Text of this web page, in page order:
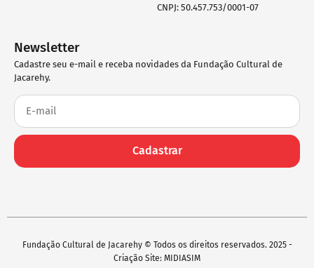
CNPJ: 50.457.753/0001-07
Newsletter
Cadastre seu e-mail e receba novidades da Fundação Cultural de
Jacarehy.
Cadastrar
Fundação Cultural de Jacarehy © Todos os direitos reservados. 2025 -
Criação Site: MIDIASIM